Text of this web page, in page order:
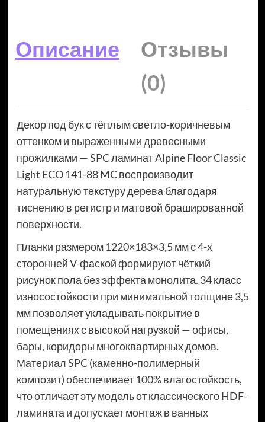
Описание
Отзывы
(0)
Декор под бук с тёплым светло-коричневым
оттенком и выраженными древесными
прожилками — SPC ламинат Alpine Floor Classic
Light ECO 141-88 MC воспроизводит
натуральную текстуру дерева благодаря
тиснению в регистр и матовой брашированной
поверхности.
Планки размером 1220×183×3,5 мм с 4-х
сторонней V-фаской формируют чёткий
рисунок пола без эффекта монолита. 34 класс
износостойкости при минимальной толщине 3,5
мм позволяет укладывать покрытие в
помещениях с высокой нагрузкой — офисы,
бары, коридоры многоквартирных домов.
Материал SPC (каменно-полимерный
композит) обеспечивает 100% влагостойкость,
что отличает эту модель от классического HDF-
ламината и допускает монтаж в ванных